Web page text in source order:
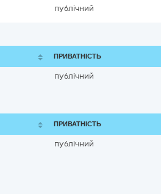
публічний
ПРИВАТНІСТЬ
публічний
ПРИВАТНІСТЬ
публічний